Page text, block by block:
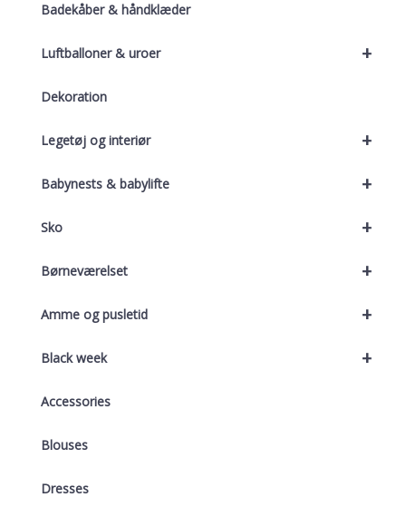
Badekåber & håndklæder
+
Luftballoner & uroer
Dekoration
+
Legetøj og interiør
+
Babynests & babylifte
+
Sko
+
Børneværelset
+
Amme og pusletid
+
Black week
Accessories
Blouses
Dresses